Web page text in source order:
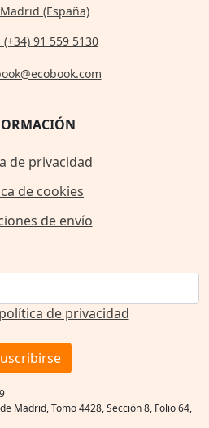
(España)
(+34) 91 559 5130
de privacidad
de cookies
de envío
política de privacidad
Madrid, Tomo 4428, Sección 8, Folio 64,